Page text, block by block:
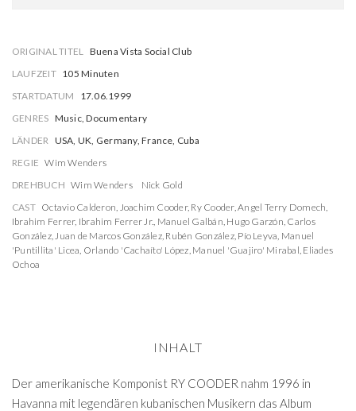
ORIGINAL TITEL Buena Vista Social Club
LAUFZEIT 105 Minuten
STARTDATUM
17.06.1999
GENRES Music, Documentary
LÄNDER USA, UK, Germany, France, Cuba
REGIE Wim Wenders
DREHBUCH Wim Wenders
Nick Gold
CAST Octavio Calderon, Joachim Cooder, Ry Cooder,Angel Terry Domech,
Ibrahim Ferrer, Ibrahim Ferrer Jr., Manuel Galbán, Hugo Garzón, Carlos
González,Juan de Marcos González, Rubén González, Pío Leyva, Manuel
'Puntillita' Licea, Orlando 'Cachaíto' López, Manuel 'Guajiro' Mirabal, Eliades
Ochoa
INHALT
Der amerikanische Komponist RY COODER nahm 1996 in
Havanna mit legendären kubanischen Musikern das Album